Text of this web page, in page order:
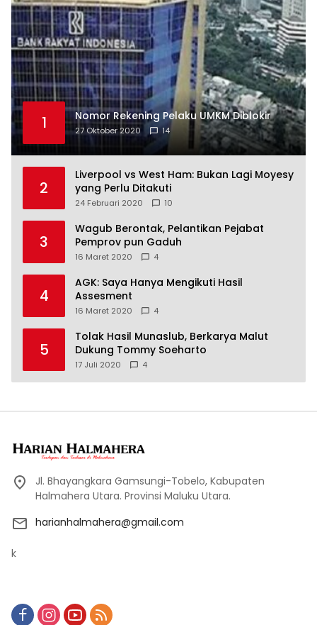
1 Nomor Rekening Pelaku UMKM Diblokir
27 Oktober 2020 14
2
Liverpool vs West Ham: Bukan Lagi Moyesy
yang Perlu Ditakuti
24 Februari 2020 10
3
Wagub Berontak, Pelantikan Pejabat
Pemprov pun Gaduh
16 Maret 2020 4
4
AGK: Saya Hanya Mengikuti Hasil
Assesment
16 Maret 2020 4
5
Tolak Hasil Munaslub, Berkarya Malut
Dukung Tommy Soeharto
17 Juli 2020 4
Jl. Bhayangkara Gamsungi-Tobelo, Kabupaten
Halmahera Utara. Provinsi Maluku Utara.
harianhalmahera@gmail.com
k